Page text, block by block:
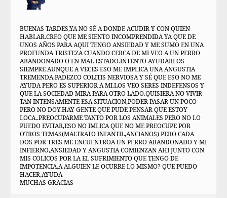
BUENAS TARDES,YA NO SÉ A DONDE ACUDIR Y CON QUIEN
HABLAR.CREO QUE ME SIENTO INCOMPRENDIDA YA QUE DE
UNOS AÑOS PARA AQUI TENGO ANSIEDAD Y ME SUMO EN UNA
PROFUNDA TRISTEZA CUANDO CERCA DE MI VEO A UN PERRO
ABANDONADO O EN MAL ESTADO.INTENTO AYUDARLOS
SIEMPRE AUNQUE A VECES ESO ME IMPLICA UNA ANGUSTIA
TREMENDA.PADEZCO COLITIS NERVIOSA Y SÉ QUE ESO NO ME
AYUDA PERO ES SUPERIOR A MI.LOS VEO SERES INDEFENSOS Y
QUE LA SOCIEDAD MIRA PARA OTRO LADO.QUISIERA NO VIVIR
TAN INTENSAMENTE ESA SITUACION,PODER PASAR UN POCO
PERO NO DOY.HAY GENTE QUE PUDE PENSAR QUE ESTOY
LOCA..PREOCUPARME TANTO POR LOS ANIMALES PERO NO LO
PUEDO EVITAR,ESO NO IMLICA QUE NO ME PREOCUPE POR
OTROS TEMAS(MALTRATO INFANTIL,ANCIANOS) PERO CADA
DOS POR TRES ME ENCUENTROA UN PERRO ABANDONADO Y MI
INFIERNO,ANSIEDAD Y ANGUSTIA COMIENZAN AHI JUNTO CON
MIS COLICOS POR LA EL SUFRIMIENTO QUE TENGO DE
IMPOTENCIA.A ALGUIEN LE OCURRE LO MISMO? QUE PUEDO
HACER,AYUDA
MUCHAS GRACIAS